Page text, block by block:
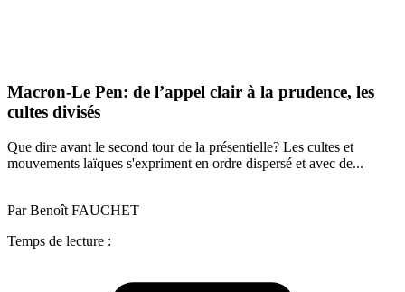
Macron-Le Pen: de l’appel clair à la prudence, les
cultes divisés
Que dire avant le second tour de la présentielle? Les cultes et
mouvements laïques s'expriment en ordre dispersé et avec de...
Par Benoît FAUCHET
Temps de lecture :